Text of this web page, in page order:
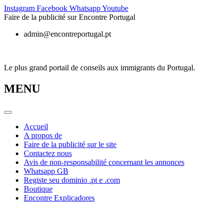
Skip
to
Instagram Facebook WhatsappYoutube
Faire de la publicité sur Encontre Portugal
admin@encontreportugal.pt
Le plus grand portail de conseils aux immigrants du Portugal.
MENU
Accueil
A propos de
Faire de la publicité sur le site
Contactez nous
Avis de non-responsabilité concernant les annonces
Whatsapp GB
Registe seu dominio .pt e .com
Boutique
Encontre Explicadores